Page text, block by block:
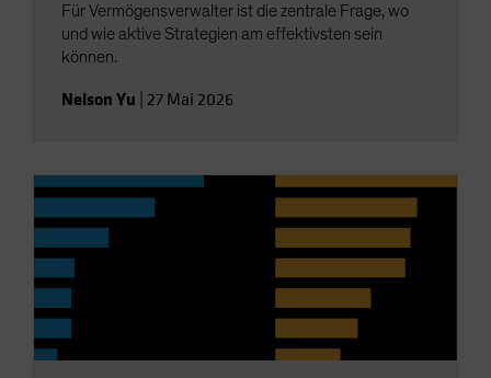
Für Vermögensverwalter ist die zentrale Frage, wo
und wie aktive Strategien am effektivsten sein
können.
Nelson Yu 27 Mai 2026